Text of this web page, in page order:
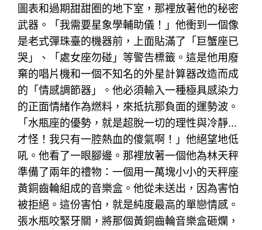
圖表和過期甜甜圈的地下室，那裡放著他的秘密
武器。「我需要星象學輔助儀！」他衝到一個像
是老式彈珠臺的機器前，上面貼滿了「巨蟹座已
哭」、「處女座勿碰」等警告標籤。這是他用廢
棄的唱片機和一個不知名的外星計算器改造而成
的「情感調節器」。他必須輸入一種極具感染力
的正面情緒作為燃料，來抵抗那負面的運勢波。
「水瓶座的優勢，就是超脫一切的理性與冷靜…
才怪！我只有一腔熱血的傻氣啊！」他絕望地低
吼。他看了一眼腳邊。那裡放著一個他為林天秤
準備了兩年的禮物：一個用一萬塊小小的天秤座
黃銅齒輪組成的音樂盒。他從未送出，因為害怕
被拒絕。這份害怕，就是純度最高的單戀情感。
張水瓶咬緊牙關，將那個黃銅齒輪音樂盒砸爛，